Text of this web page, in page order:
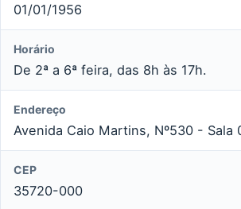
01/01/1956
Horário
De 2ª a 6ª feira, das 8h às 17h.
Endereço
Avenida Caio Martins, Nº530 - Sala
CEP
35720-000